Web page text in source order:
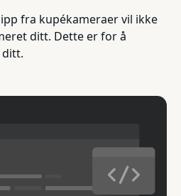
fra kupékameraer vil ikke
ditt. Dette er for å